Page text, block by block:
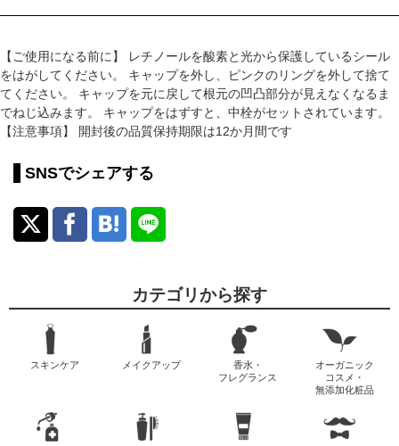
【ご使用になる前に】 レチノールを酸素と光から保護しているシール
をはがしてください。 キャップを外し、ピンクのリングを外して捨て
てください。 キャップを元に戻して根元の凹凸部分が見えなくなるま
でねじ込みます。 キャップをはずすと、中栓がセットされています。
【注意事項】 開封後の品質保持期限は12か月間です
SNSでシェアする
カテゴリから探す
スキンケア メイクアップ
香水・
フレグランス
オーガニック
コスメ・
無添加化粧品